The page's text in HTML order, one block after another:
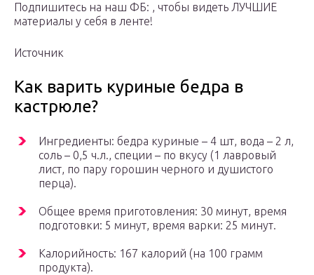
Подпишитесь на наш ФБ: , чтобы видеть ЛУЧШИЕ
материалы у себя в ленте!
Источник
Как варить куриные бедра в
кастрюле?
Ингредиенты: бедра куриные – 4 шт, вода – 2 л,
соль – 0,5 ч.л., специи – по вкусу (1 лавровый
лист, по пару горошин черного и душистого
перца).
Общее время приготовления: 30 минут, время
подготовки: 5 минут, время варки: 25 минут.
Калорийность: 167 калорий (на 100 грамм
продукта).